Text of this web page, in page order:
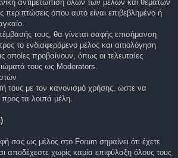
αντιμετώπιση όλων των μελών και θεμάτων
περιπτώσεις όπου αυτό είναι επιβεβλημένο ή
τους, θα γίνεται σαφής επισήμανση
το ενδιαφερόμενο μέλος και αιτιολόγηση
οποίες προβαίνουν, όπως οι τελευταίες
τους ως Moderators.
τους με τον κανονισμό χρήσης, ώστε να
τα λοιπά μέλη.
σας ως μέλος στο Forum σημαίνει ότι έχετε
αποδέχεστε χωρίς καμία επιφύλαξη όλους τους